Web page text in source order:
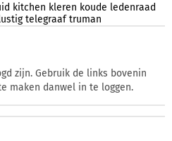
kitchen kleren koude ledenraad
telegraaf truman
zijn. Gebruik de links bovenin
maken danwel in te loggen.